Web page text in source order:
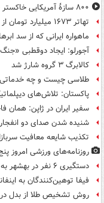
۸۰۰ سازۀ آمریکایی خاکستر شد
تهاتر ۱۶۷۳ میلیارد تومان از اموال شرکت‌های تراستی
ماهواره ایرانی که از سد
آجورلو: ایجاد دوقطبی
کالابرگ ۳ گروه شارژ شد
طلاسی چیست و چه خدماتی به
پاکستان: تلاش‌های
سفیر ایران در ژاپن: همان
شنیده شدن صدای دو
تکذیب شایعه معافیت
روزنامه‌های ورزشی امروز پنج‌شنبه ۱۵
دستگیری ۶ نفر در بهشهر به اتهام تشویش اذهان عمومی
فیفا توهین‌کنندگان به
روش تشخیص طلا از بدل در